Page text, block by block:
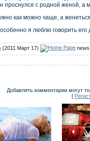
с родной женой, а
как можно чаще, а
я люблю говорить
(2011 Март 17) news
Добавлять комментарии могут
[